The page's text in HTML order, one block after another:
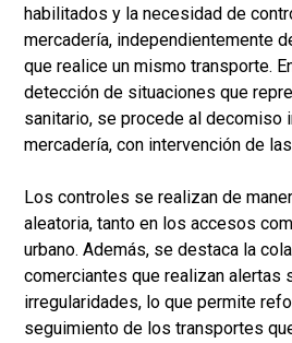
habilitados y la necesidad de
mercadería, independientemente
que realice un mismo transporte.
detección de situaciones que
sanitario, se procede al decomiso
mercadería, con intervención de
Los controles se realizan de
aleatoria, tanto en los accesos
urbano. Además, se destaca la
comerciantes que realizan alertas
irregularidades, lo que permite
seguimiento de los transportes